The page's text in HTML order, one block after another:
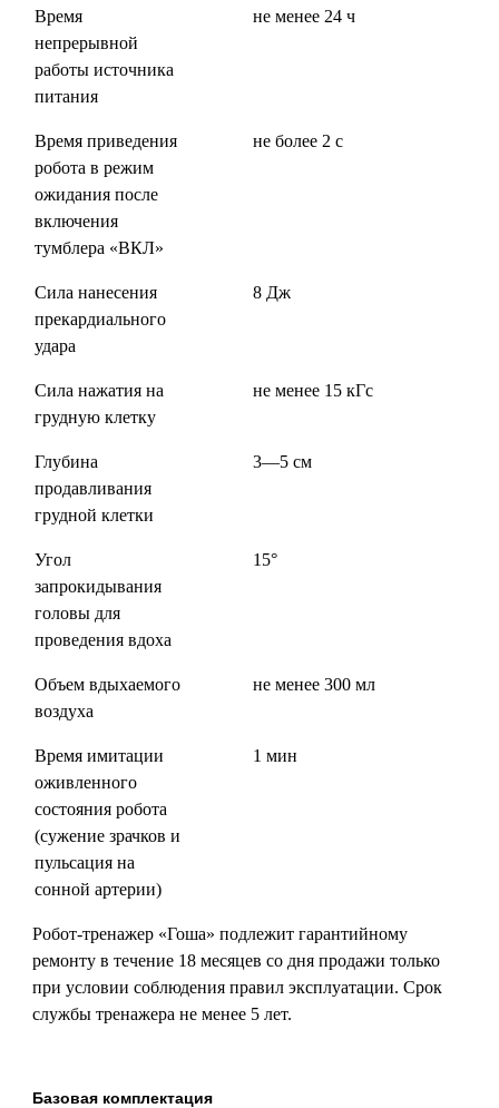
Время
непрерывной
работы источника
питания
не менее 24 ч
Время приведения
робота в режим
ожидания после
включения
тумблера «ВКЛ»
не более 2 с
Сила нанесения
прекардиального
удара
8 Дж
Сила нажатия на
грудную клетку
не менее 15 кГс
Глубина
продавливания
грудной клетки
3—5 см
Угол
запрокидывания
головы для
проведения вдоха
15°
Объем вдыхаемого
воздуха
не менее 300 мл
Время имитации
оживленного
состояния робота
(сужение зрачков и
пульсация на
сонной артерии)
1 мин
Робот-тренажер «Гоша» подлежит гарантийному
ремонту в течение 18 месяцев со дня продажи только
при условии соблюдения правил эксплуатации. Срок
службы тренажера не менее 5 лет.
Базовая комплектация